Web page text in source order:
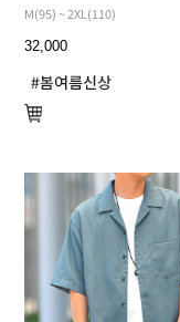
M(95) ~ 2XL(110)
32,000